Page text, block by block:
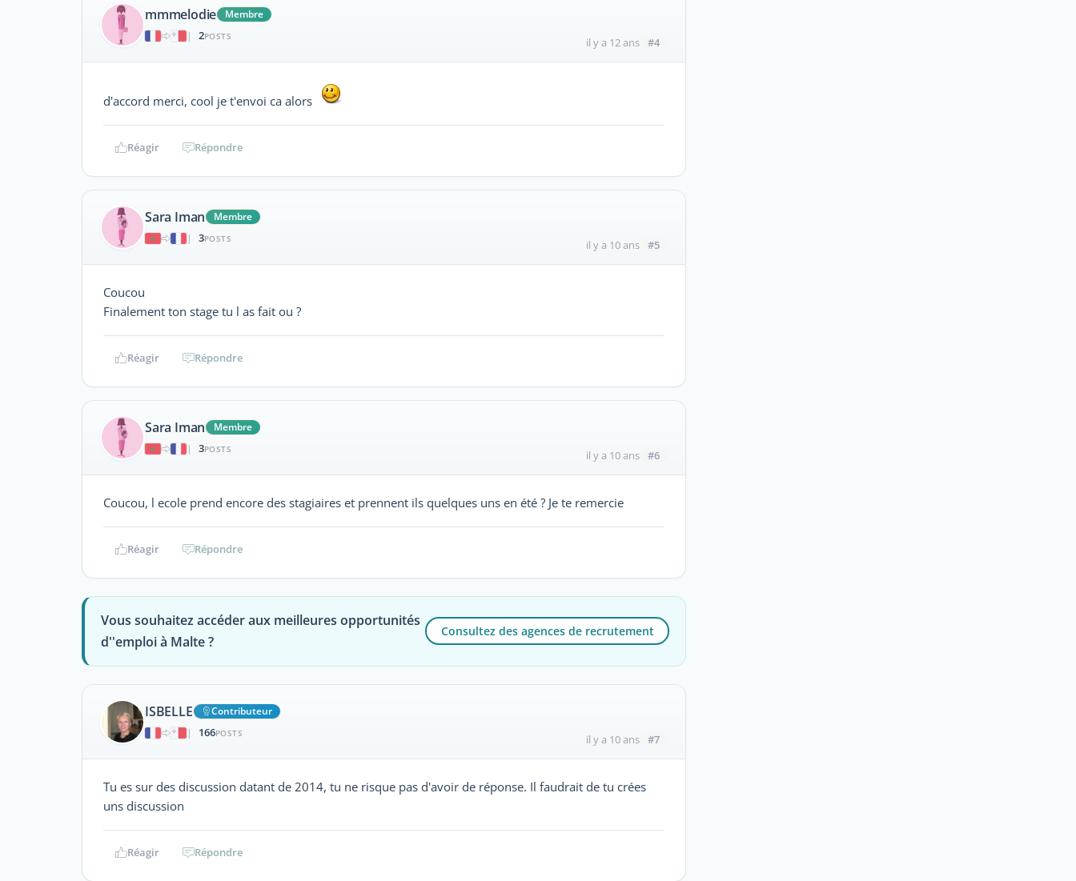
mmmelodie
Membre
|
2POSTS il y a 12 ans #4
d'accord merci, cool je t'envoi ca alors
Réagir Répondre
Sara Iman
Membre
|
3POSTS il y a 10 ans #5
Coucou
Finalement ton stage tu l as fait ou ?
Réagir Répondre
Sara Iman
Membre
|
3POSTS il y a 10 ans #6
Coucou, l ecole prend encore des stagiaires et prennent ils quelques uns en été ? Je te remercie
Réagir Répondre
Vous souhaitez accéder aux meilleures opportunités
d''emploi à Malte ?
Consultez des agences de recrutement
ISBELLE
Contributeur
|
166POSTS il y a 10 ans #7
Tu es sur des discussion datant de 2014, tu ne risque pas d'avoir de réponse. Il faudrait de tu crées
uns discussion
Réagir Répondre